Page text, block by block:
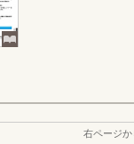
右ページ